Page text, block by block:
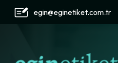
egin@eginetiket.com.tr